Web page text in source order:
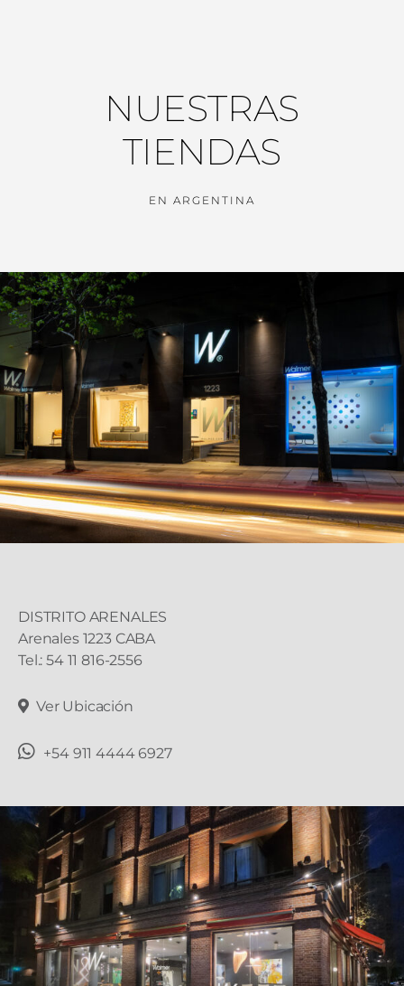
NUESTRAS
TIENDAS
EN ARGENTINA
DISTRITO ARENALES
Arenales 1223 CABA
Tel.: 54 11 816-2556
Ver Ubicación
+54 911 4444 6927